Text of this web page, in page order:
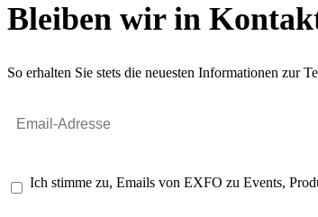
Bleiben wir in
So erhalten Sie stets die neuesten Informationen zur
Ich stimme zu, Emails von EXFO zu Events,